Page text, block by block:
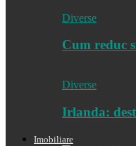
Diverse
Cum reduc
Diverse
Irlanda:
Imobiliare